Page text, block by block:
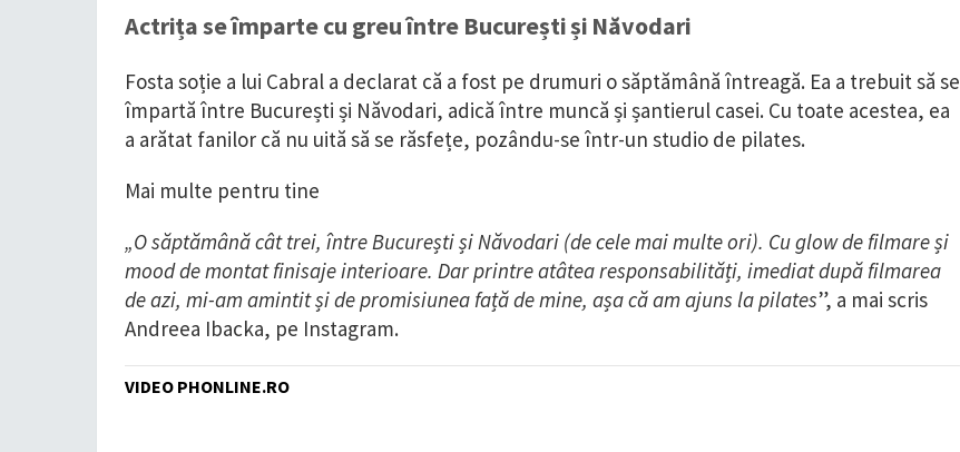
Actrița se împarte cu greu între București și Năvodari
Fosta soție a lui Cabral a declarat că a fost pe drumuri o săptămână întreagă. Ea a trebuit să se
împartă între București și Năvodari, adică între muncă și șantierul casei. Cu toate acestea, ea
a arătat fanilor că nu uită să se răsfețe, pozându-se într-un studio de pilates.
Mai multe pentru tine
„O săptămână cât trei, între București și Năvodari (de cele mai multe ori). Cu glow de filmare și
mood de montat finisaje interioare. Dar printre atâtea responsabilități, imediat după filmarea
de azi, mi-am amintit și de promisiunea față de mine, așa că am ajuns la pilates”, a mai scris
Andreea Ibacka, pe Instagram.
VIDEO PHONLINE.RO